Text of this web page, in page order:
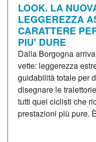
LOOK. LA
LEGGEREZZA
CARATTERE
PIU' DURE
Dalla Borgogna
vette: leggerezza
guidabilità totale per
disegnare le
tutti quei ciclisti che
prestazioni più pure.